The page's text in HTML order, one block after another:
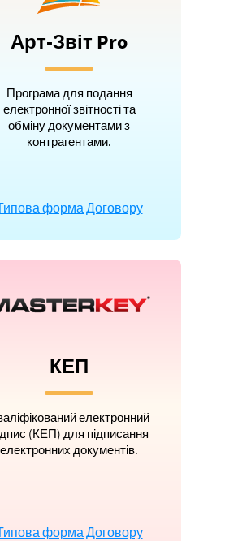
Арт-Звіт Pro
Програма для подання
електронної звітності та
обміну документами з
контрагентами.
форма Договору
КЕП
електронний
(КЕП) для підписання
електронних документів.
форма Договору